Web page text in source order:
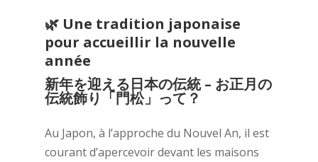
🌿Une tradition japonaise
pour accueillir la nouvelle
année
新年を迎える日本の伝統 – お正月の
伝統飾り「門松」って？
Au Japon, à l’approche du Nouvel An, il est
courant d’apercevoir devant les maisons